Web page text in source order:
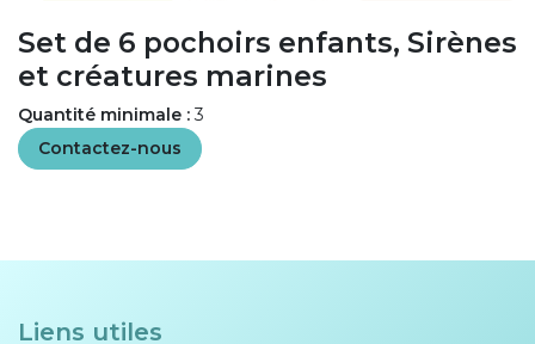
Set de 6 pochoirs enfants, Sirènes
et créatures marines
Quantité minimale : 3
Contactez-nous
Liens utiles